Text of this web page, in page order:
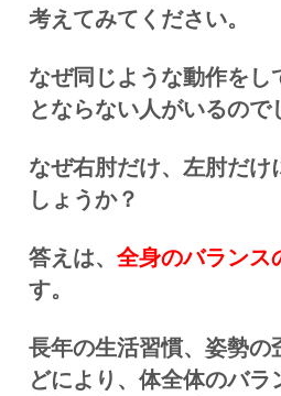
考えてみてください。
なぜ同じような動作をし
とならない人がいるので
なぜ右肘だけ、 左肘だけ
しょうか？
答えは、 全身のバランス
す。
長年の生活習慣、姿勢の
どにより、 体全体のバラ